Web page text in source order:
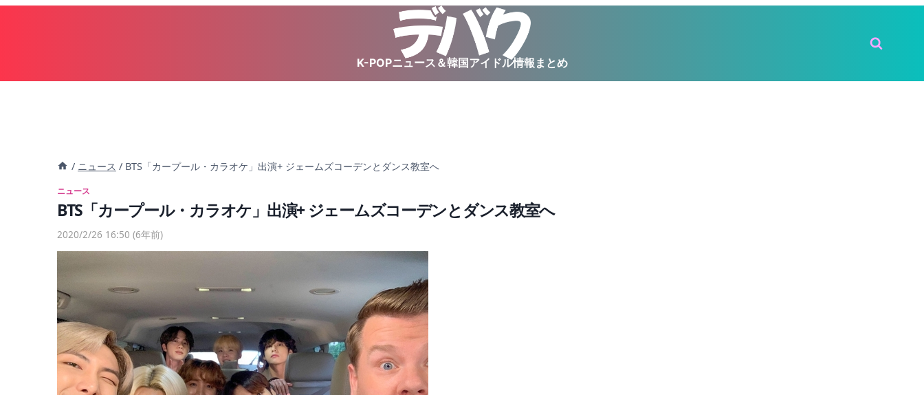
K-POPニュース＆韓国アイドル情報まとめ
/ ニュース / BTS「カープール・カラオケ」出演+ ジェームズコーデンとダンス教室へ
ニュース
BTS「カープール・カラオケ」出演+ ジェームズコーデンとダンス教室へ
2020/2/26 16:50 (6年前)